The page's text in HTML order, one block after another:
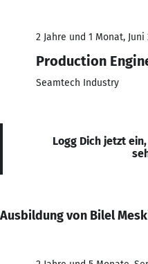
2 Jahre und 1 Monat, Juni
Production
Seamtech Industry
Logg Dich jetzt
Ausbildung von Bilel